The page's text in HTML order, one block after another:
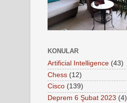
KONULAR
Artificial Intelligence (43)
Chess (12)
Cisco (139)
Deprem 6 Şubat 2023 (4)